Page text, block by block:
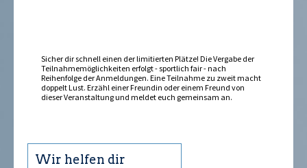
Sicher dir schnell einen der limitierten Plätze! Die Vergabe der
Teilnahmemöglichkeiten erfolgt - sportlich fair - nach
Reihenfolge der Anmeldungen. Eine Teilnahme zu zweit macht
doppelt Lust. Erzähl einer Freundin oder einem Freund von
dieser Veranstaltung und meldet euch gemeinsam an.
Wir helfen dir